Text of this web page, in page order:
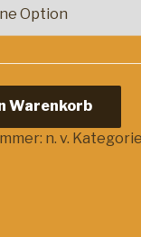
Warenkorb
n. v.